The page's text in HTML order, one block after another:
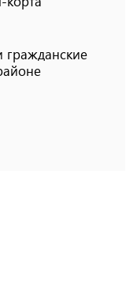
гражданские